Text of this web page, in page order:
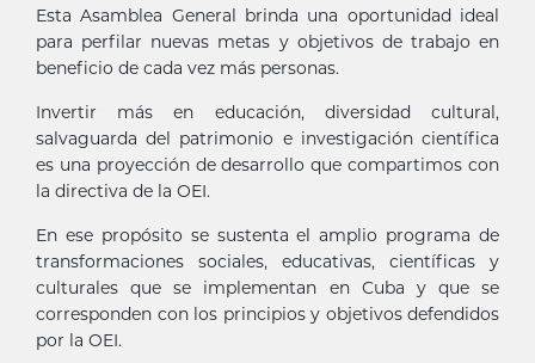
Esta Asamblea General brinda una oportunidad ideal
para perfilar nuevas metas y objetivos de trabajo en
beneficio de cada vez más personas.
Invertir más en educación, diversidad cultural,
salvaguarda del patrimonio e investigación científica
es una proyección de desarrollo que compartimos con
la directiva de la OEI.
En ese propósito se sustenta el amplio programa de
transformaciones sociales, educativas, científicas y
culturales que se implementan en Cuba y que se
corresponden con los principios y objetivos defendidos
por la OEI.